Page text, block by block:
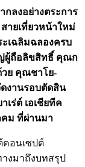
กลงอย่างตระการ
ายเที่ยวหน้าใหม่
ะเฉลิมฉลองครบ
ญ่ผู้ถือลิขสิทธิ์ คุณก
ย คุณชาโย-
งานรอบตัดสิน
เร่ต์ เอเชียทีค
คม ที่ผ่านมา
คอนเซปต์
างมาถึงบทสรุป